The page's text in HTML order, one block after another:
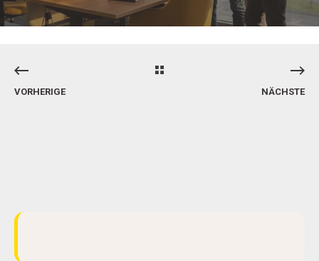
VORHERIGE NÄCHSTE